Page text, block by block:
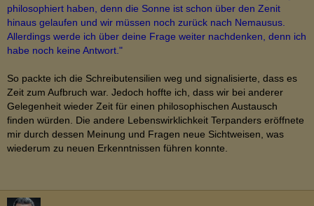
philosophiert haben, denn die Sonne ist schon über den Zenit
hinaus gelaufen und wir müssen noch zurück nach Nemausus.
Allerdings werde ich über deine Frage weiter nachdenken, denn ich
habe noch keine Antwort."
So packte ich die Schreibutensilien weg und signalisierte, dass es
Zeit zum Aufbruch war. Jedoch hoffte ich, dass wir bei anderer
Gelegenheit wieder Zeit für einen philosophischen Austausch
finden würden. Die andere Lebenswirklichkeit Terpanders eröffnete
mir durch dessen Meinung und Fragen neue Sichtweisen, was
wiederum zu neuen Erkenntnissen führen konnte.